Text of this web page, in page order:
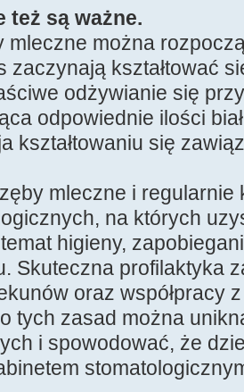
też są ważne.
mleczne można
zaczynają kształtować
odżywianie się
odpowiednie ilości
kształtowaniu się
mleczne i
na których
higieny,
Skuteczna profilaktyka
oraz współpracy
tych zasad można
i spowodować, że